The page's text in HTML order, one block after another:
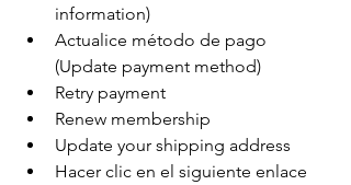
information)
Actualice método de pago
(Update payment method)
Retry payment
Renew membership
Update your shipping address
Hacer clic en el siguiente enlace